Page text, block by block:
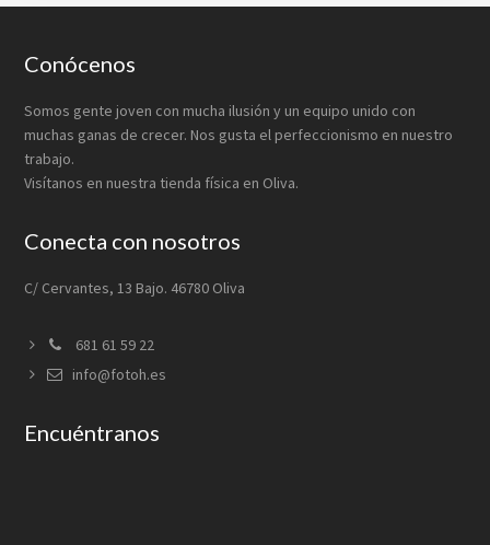
Footer
Conócenos
Somos gente joven con mucha ilusión y un equipo unido con
muchas ganas de crecer. Nos gusta el perfeccionismo en nuestro
trabajo.
Visítanos en nuestra tienda física en Oliva.
Conecta con nosotros
C/ Cervantes, 13 Bajo. 46780 Oliva
681 61 59 22
info@fotoh.es
Encuéntranos